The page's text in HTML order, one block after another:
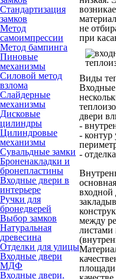
Стандартизация
замков
Метод
самоимпрессии
Метод бампинга
Пиновые
механизмы
Силовой метод
взлома
Слайдерные
механизмы
Дисковые
цилиндры
Цилиндровые
механизмы
Сувальдные замки
Броненакладки и
бронепластины
Входные двери в
интерьере
Ручки для
бронедверей
Выбор замков
Натуральная
древесина
Отделки для улицы
Входные двери
МДФ
Входные двери.
не
при
Виды
Входные
двери
-
- контур
-
между
листами